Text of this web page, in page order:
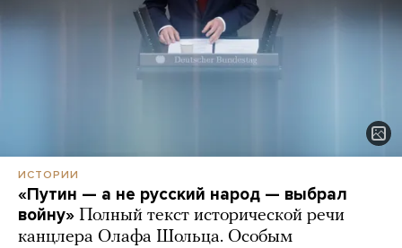
ИСТОРИИ
«Путин — а не русский народ — выбрал
войну» Полный текст исторической речи
канцлера Олафа Шольца. Особым